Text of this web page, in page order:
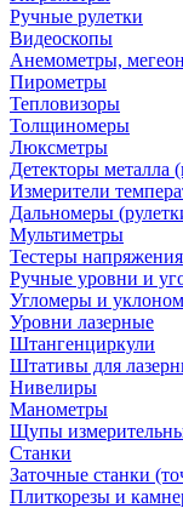
Ручные рулетки
Видеоскопы
Анемометры,
Пирометры
Тепловизоры
Толщиномеры
Люксметры
Детекторы металла
Измерители
Дальномеры
Мультиметры
Тестеры напряжения
Ручные уровни и
Угломеры и
Уровни лазерные
Штангенциркули
Штативы для
Нивелиры
Манометры
Щупы
Станки
Заточные станки
Плиткорезы и